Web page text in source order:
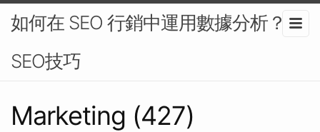
如何在 SEO 行銷中運用數據分析？-
SEO技巧
Marketing (427)